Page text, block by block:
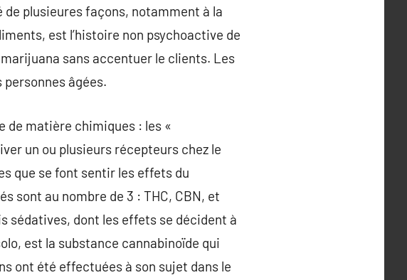
de plusieures façons, notamment à la
est l’histoire non psychoactive de
sans accentuer le clients. Les
âgées.
de matière chimiques : les «
un ou plusieurs récepteurs chez le
que se font sentir les effets du
sont au nombre de 3 : THC, CBN, et
sédatives, dont les effets se décident à
est la substance cannabinoïde qui
ont été effectuées à son sujet dans le